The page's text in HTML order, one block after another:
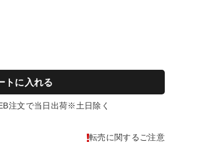
トに入れる
注文で当日出荷※土日除く
転売に関するご注意